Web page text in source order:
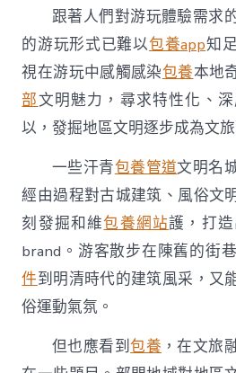
站
比
較
區
文
明〉
中
跟著人們對游玩體驗需求
的游玩形式已難以包養app知
視在游玩中感觸感染包養本地
部文明魅力，尋求特性化、
以，發掘地區文明逐步成為文
一些汗青包養管道文明名
經由過程對古城建筑、風俗文
刻發掘和維包養網站護，打
brand。游客散步在陳舊的街
件到明清時代的建筑風采，又
俗運動氣氛。
但也應看到包養 ，在文旅